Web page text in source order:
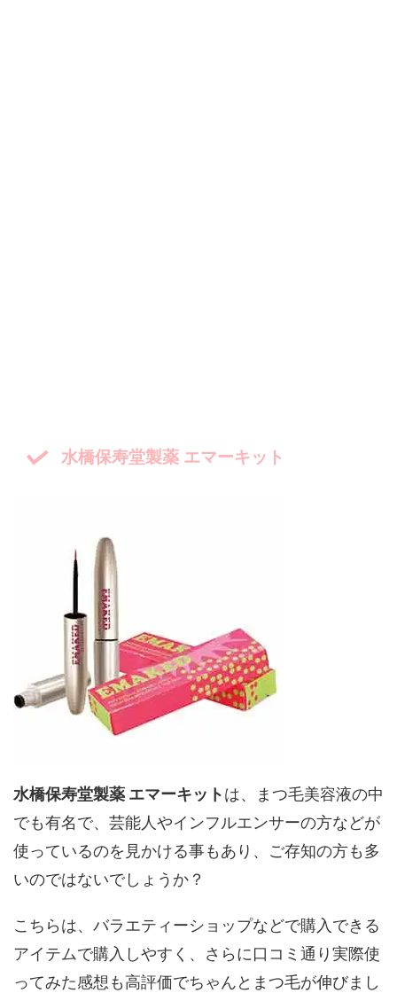
水橋保寿堂製薬 エマーキット
水橋保寿堂製薬 エマーキットは、まつ毛美容液の中
でも有名で、芸能人やインフルエンサーの方などが
使っているのを見かける事もあり、ご存知の方も多
いのではないでしょうか？
こちらは、バラエティーショップなどで購入できる
アイテムで購入しやすく、さらに口コミ通り実際使
ってみた感想も高評価でちゃんとまつ毛が伸びまし